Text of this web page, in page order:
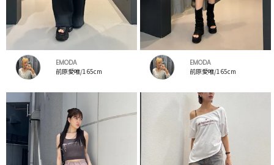
EMODA
前原愛唯/165cm
EMODA
前原愛唯/165cm